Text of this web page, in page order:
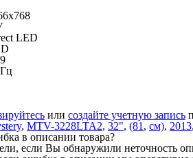
LED
или создайте учетную запись
, MTV-3228LTA2, 32", (81 , см), 2013,
в описании товара?
если Вы обнаружили неточность